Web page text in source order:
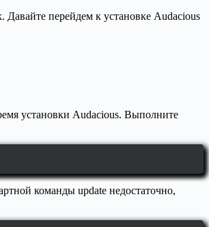
перейдем к установке Audacious
установки Audacious. Выполните
команды update недостаточно,